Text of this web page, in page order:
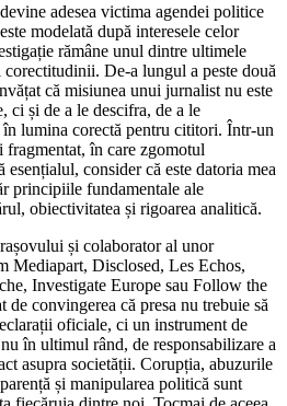
adesea victima agendei politice
modelată după interesele celor
rămâne unul dintre ultimele
corectitudinii. De-a lungul a peste două
că misiunea unui jurnalist nu este
ci și de a le descifra, de a le
lumina corectă pentru cititori. Într-un
fragmentat, în care zgomotul
consider că este datoria mea
principiile fundamentale ale
obiectivitatea și rigoarea analitică.
și colaborator al unor
Mediapart, Disclosed, Les Echos,
Investigate Europe sau Follow the
convingerea că presa nu trebuie să
oficiale, ci un instrument de
în ultimul rând, de responsabilizare a
asupra societății. Corupția, abuzurile
și manipularea politică sunt